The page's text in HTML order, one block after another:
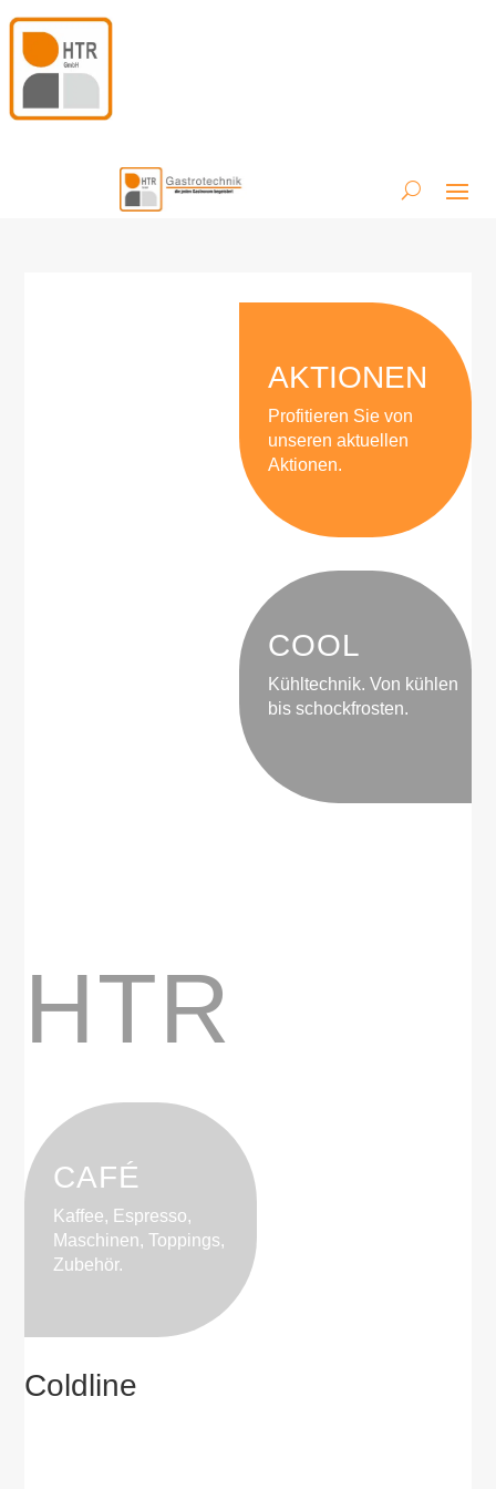
AKTIONEN
Profitieren Sie von
unseren aktuellen
Aktionen.
COOL
Kühltechnik. Von kühlen
bis schockfrosten.
HTR
CAFÉ
Kaffee, Espresso,
Maschinen, Toppings,
Zubehör.
Coldline